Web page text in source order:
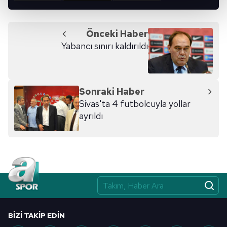
kalemimiz olduğunu sizlere hatırlatmak isteriz.
Her halükârda, kullanıcılar, bu çerezlere izin vermedikleri
takdirde, kullanıcılara hedefli reklamlar
gösterilmeyecektir."
Sizlere daha iyi bir hizmet sunabilmek için İnternet
Sitemizde kendimize ve üçüncü kişilere ait çerezler
kullanılmaktadır. Bu çerezler vasıtasıyla çeşitli kişisel
verileriniz işlenmekte olup gerekli olan çerezler bilgi
toplumu hizmetlerinin sunulması amacıyla
reklam/pazarlama faaliyetlerinin yapılması, amaçlarıyla
sınırlı olarak açık rızanız dahilinde kullanılacaktır.
Çerezlere ilişkin tercihlerinizi aşağıda yer alan panel
için Ayarlar butonuna tıklayabilir,
Önceki Haber
Yabancı sınırı kaldırıldı
Sonraki Haber
Sivas'ta 4 futbolcuyla yollar
ayrıldı
BIZI TAKIP EDIN